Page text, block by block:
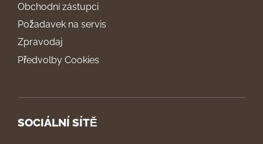
Obchodní zástupci
Požadavek na servis
Zpravodaj
Předvolby Cookies
SOCIÁLNÍ SÍTĚ